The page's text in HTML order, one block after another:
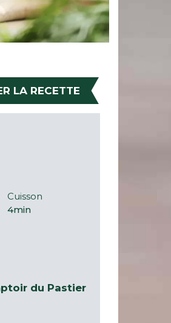
LA RECETTE
Cuisson
4min
du Pastier